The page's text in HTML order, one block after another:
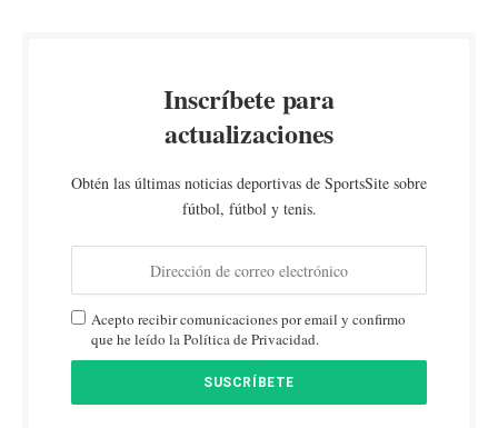
Inscríbete para
actualizaciones
Obtén las últimas noticias deportivas de SportsSite sobre
fútbol, fútbol y tenis.
Acepto recibir comunicaciones por email y confirmo
que he leído la Política de Privacidad.